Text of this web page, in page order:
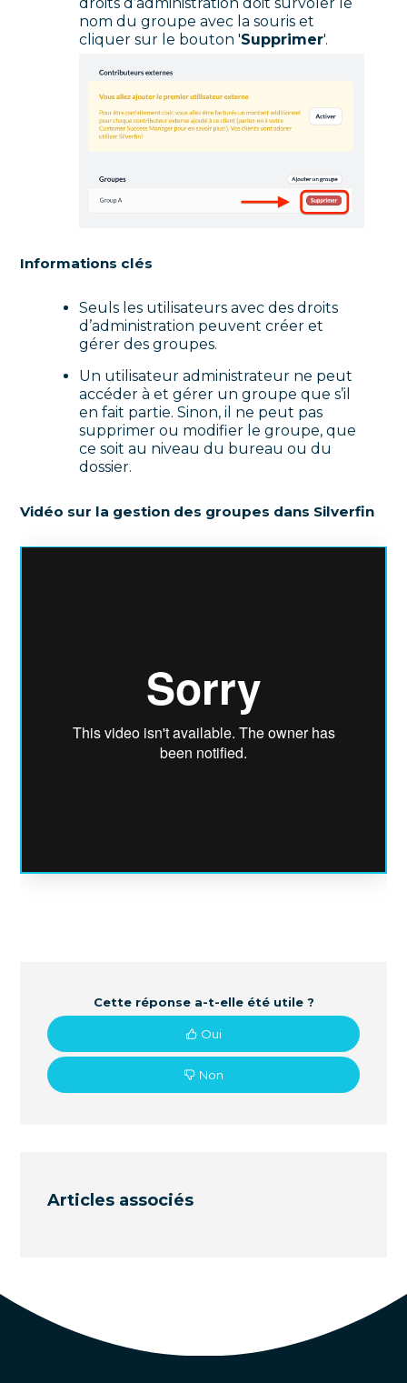
nom du groupe avec la souris et
cliquer sur le bouton 'Supprimer'.
Informations clés
Seuls les utilisateurs avec des droits
d’administration peuvent créer et
gérer des groupes.
Un utilisateur administrateur ne peut
accéder à et gérer un groupe que s’il
en fait partie. Sinon, il ne peut pas
supprimer ou modifier le groupe, que
ce soit au niveau du bureau ou du
dossier.
Vidéo sur la gestion des groupes dans Silverfin
Cette réponse a-t-elle été utile ?
Oui
Non
Articles associés